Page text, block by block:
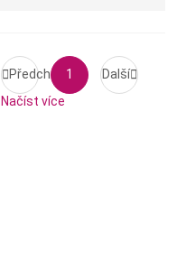
Předchozí1 Další
Načíst více